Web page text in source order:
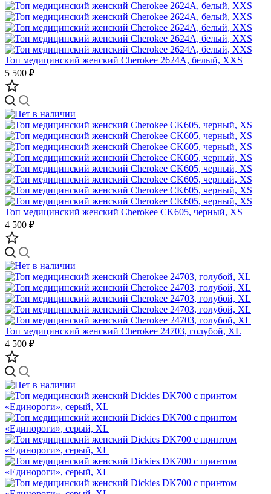
Топ медицинский женский Cherokee 2624A, белый, XXS
5 500 ₽
Топ медицинский женский Cherokee CK605, черный, XS
4 500 ₽
Топ медицинский женский Cherokee 24703, голубой, XL
4 500 ₽